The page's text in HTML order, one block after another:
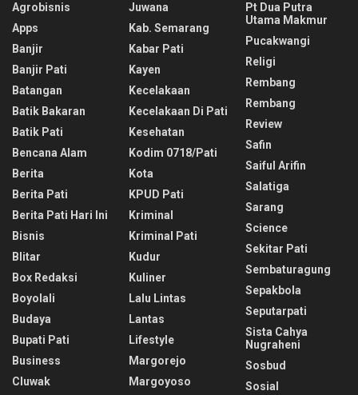
Agrobisnis
Apps
Banjir
Banjir Pati
Batangan
Batik Bakaran
Batik Pati
Bencana Alam
Berita
Berita Pati
Berita Pati Hari Ini
Bisnis
Blitar
Box Redaksi
Boyolali
Budaya
Bupati Pati
Business
Cluwak
Juwana
Kab. Semarang
Kabar Pati
Kayen
Kecelakaan
Kecelakaan Di Pati
Kesehatan
Kodim 0718/pati
Kota
KPUD Pati
Kriminal
Kriminal Pati
Kudur
Kuliner
Lalu Lintas
Lantas
Lifestyle
Margorejo
Margoyoso
Pt Dua Putra
Utama Makmur
Pucakwangi
Religi
Rembang
Rembang
Review
Safin
Saiful Arifin
Salatiga
Sarang
Science
Sekitar Pati
Sembaturagung
Sepakbola
Seputarpati
Sista Cahya
Nugraheni
Sosbud
Sosial